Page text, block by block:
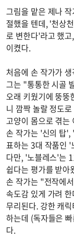
그림을 맡은 제나
절했을 텐데, '천상
로 변한다'라고 했
이켰다.
처음에 손 작가가
그는 "통통한 시골
오래 키웠기에 뚱
니 깜짝 놀랄 정도
고양이 몸으로 겪
손 작가는 '신의 탑',
표하는 3대 작품인
다만, '노블레스'는
쉽다는 평가를 받아
손 작가는 "전작에
속도감 있게 가려
무리된다. 강한 캐
하는데 (독자들은
다.